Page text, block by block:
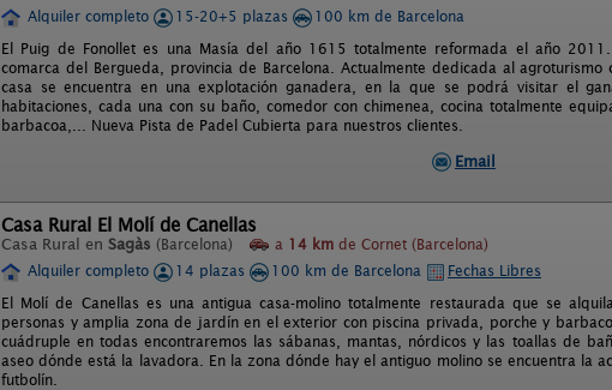
Alquiler completo
15-20+5 plazas
100 km de Barcelona
El Puig de Fonollet es una Masía del año 1615 totalmente reformada el año
comarca del Bergueda, provincia de Barcelona. Actualmente dedicada al
casa se encuentra en una explotación ganadera, en la que se podrá visitar el
habitaciones, cada una con su baño, comedor con chimenea, cocina totalmente
barbacoa,... Nueva Pista de Padel Cubierta para nuestros clientes.
Email
Casa Rural El Molí de Canellas
Casa Rural en Sagàs (Barcelona) a 14 km de Cornet (Barcelona)
Alquiler completo
14 plazas 100 km de Barcelona
Fechas Libres
El Molí de Canellas es una antigua casa-molino totalmente restaurada que se
personas y amplia zona de jardín en el exterior con piscina privada, porche y
cuádruple en todas encontraremos las sábanas, mantas, nórdicos y las toallas de
aseo dónde está la lavadora. En la zona dónde hay el antiguo molino se encuentra la
futbolín.